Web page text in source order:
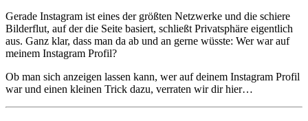
Gerade Instagram ist eines der größten Netzwerke und die schiere
Bilderflut, auf der die Seite basiert, schließt Privatsphäre eigentlich
aus. Ganz klar, dass man da ab und an gerne wüsste: Wer war auf
meinem Instagram Profil?
Ob man sich anzeigen lassen kann, wer auf deinem Instagram Profil
war und einen kleinen Trick dazu, verraten wir dir hier…